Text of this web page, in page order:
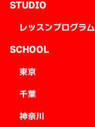
STUDIO
レッスンプログラム
SCHOOL
東京
千葉
神奈川